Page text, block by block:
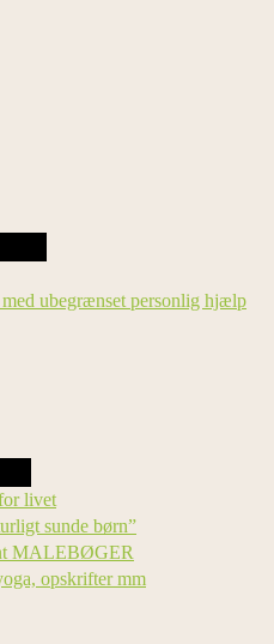
ubegrænset personlig hjælp
livet
sunde børn”
MALEBØGER
opskrifter mm